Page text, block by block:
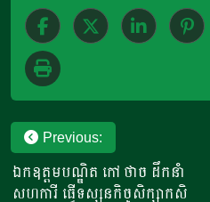
Post
navigation
Previous:
ឯកឧត្តម​បណ្ឌិត​ កៅ​ ថាច​ ដឹក​នាំ​
សហការី​ ធ្វើទស្សនកិច្ចសិក្សា​កសិ